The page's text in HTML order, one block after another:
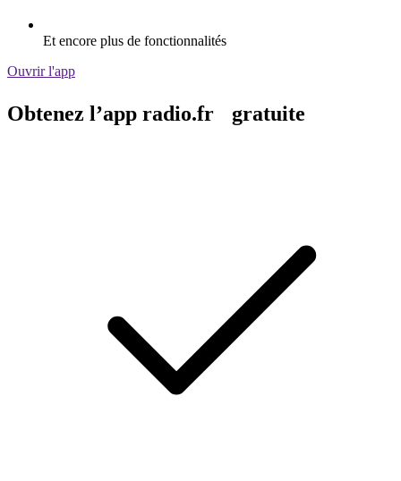
Et encore plus de fonctionnalités
Ouvrir l'app
Obtenez l’app radio.fr gratuite